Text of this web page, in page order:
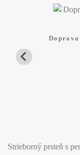
Strieborný prsteň s